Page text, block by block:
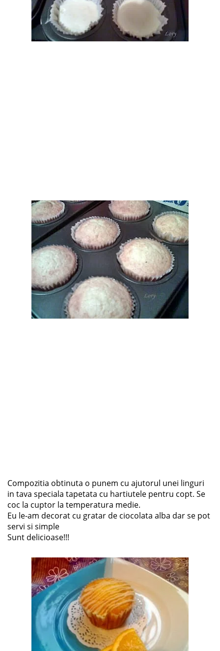
Compozitia obtinuta o punem cu ajutorul unei linguri
in tava speciala tapetata cu hartiutele pentru copt. Se
coc la cuptor la temperatura medie.
Eu le-am decorat cu gratar de ciocolata alba dar se pot
servi si simple
Sunt delicioase!!!